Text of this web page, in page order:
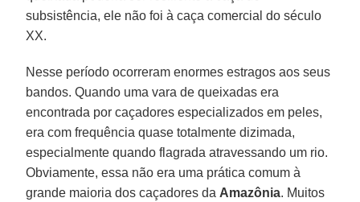
subsistência, ele não foi à caça comercial do século
XX.
Nesse período ocorreram enormes estragos aos seus
bandos. Quando uma vara de queixadas era
encontrada por caçadores especializados em peles,
era com frequência quase totalmente dizimada,
especialmente quando flagrada atravessando um rio.
Obviamente, essa não era uma prática comum à
grande maioria dos caçadores da Amazônia. Muitos